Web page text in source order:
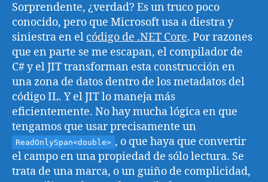
Sorprendente, ¿verdad? Es un truco poco
conocido, pero que Microsoft usa a diestra y
siniestra en el código de .NET Core. Por razones
que en parte se me escapan, el compilador de
C# y el JIT transforman esta construcción en
una zona de datos dentro de los metadatos del
código IL. Y el JIT lo maneja más
eficientemente. No hay mucha lógica en que
tengamos que usar precisamente un
ReadOnlySpan<double> , o que haya que convertir
el campo en una propiedad de sólo lectura. Se
trata de una marca, o un guiño de complicidad,